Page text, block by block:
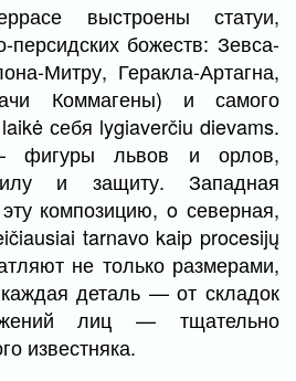
выстроены статуи,
персидских божеств: Зевса-
Митру, Геракла-Артагна,
Коммагены) и самого
себя lygiaverčiu dievams.
львов и орлов,
и защиту. Западная
композицию, o северная,
tarnavo kaip procesijų
не только размерами,
деталь — от складок
лиц — тщательно
известняка.